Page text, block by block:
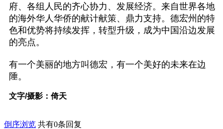
府、各组人民的齐心协力、发展经济。来自世界各地
的海外华人华侨的献计献策、鼎力支持。德宏州的特
色和优势将持续发挥，转型升级，成为中国沿边发展
的亮点。
有一个美丽的地方叫德宏，有一个美好的未来在边
陲。
文字/摄影：倚天
倒序浏览 共有0条回复